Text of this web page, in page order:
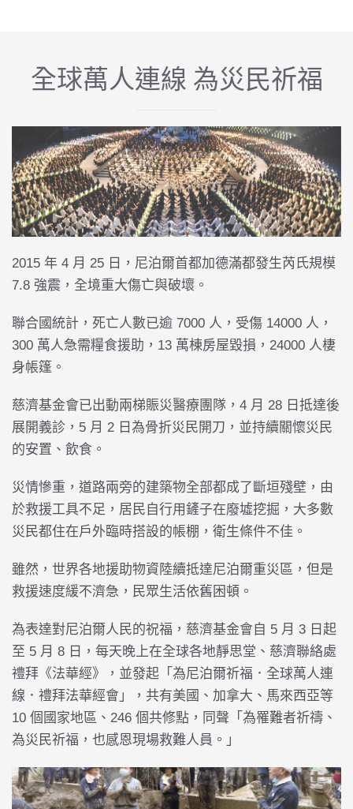
全球萬人連線 為災民祈福
2015 年 4 月 25 日，尼泊爾首都加德滿都發生芮氏規模
7.8 強震，全境重大傷亡與破壞。
聯合國統計，死亡人數已逾 7000 人，受傷 14000 人，
300 萬人急需糧食援助，13 萬棟房屋毀損，24000 人棲
身帳篷。
慈濟基金會已出動兩梯賑災醫療團隊，4 月 28 日抵達後
展開義診，5 月 2 日為骨折災民開刀，並持續關懷災民
的安置、飲食。
災情慘重，道路兩旁的建築物全部都成了斷垣殘壁，由
於救援工具不足，居民自行用鏟子在廢墟挖掘，大多數
災民都住在戶外臨時搭設的帳棚，衛生條件不佳。
雖然，世界各地援助物資陸續抵達尼泊爾重災區，但是
救援速度緩不濟急，民眾生活依舊困頓。
為表達對尼泊爾人民的祝福，慈濟基金會自 5 月 3 日起
至 5 月 8 日，每天晚上在全球各地靜思堂、慈濟聯絡處
禮拜《法華經》，並發起「為尼泊爾祈福．全球萬人連
線．禮拜法華經會」，共有美國、加拿大、馬來西亞等
10 個國家地區、246 個共修點，同聲「為罹難者祈禱、
為災民祈福，也感恩現場救難人員。」